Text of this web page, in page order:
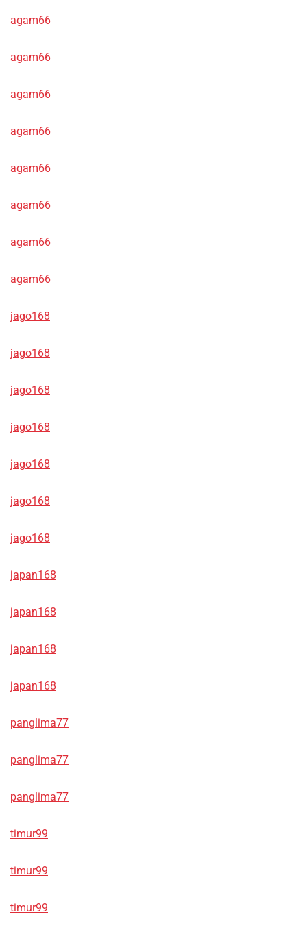
agam66
agam66
agam66
agam66
agam66
agam66
agam66
agam66
jago168
jago168
jago168
jago168
jago168
jago168
jago168
japan168
japan168
japan168
japan168
panglima77
panglima77
panglima77
timur99
timur99
timur99